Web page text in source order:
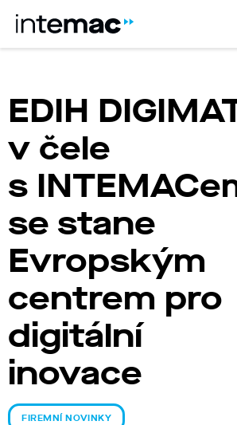
EDIH
v čele
s
se stane
Evropským
centrem pro
digitální
inovace
FIREMNÍ NOVINKY